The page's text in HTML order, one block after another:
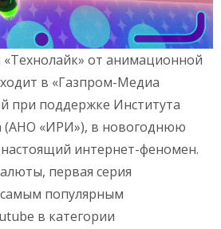
от анимационной
в «Газпром-Медиа
при поддержке Института
(АНО «ИРИ»), в новогоднюю
интернет-феномен.
первая серия
самым популярным
в категории